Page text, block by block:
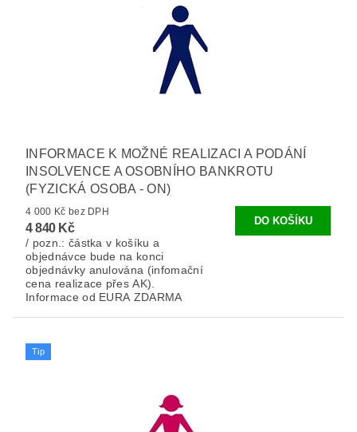
INFORMACE K MOŽNÉ REALIZACI A PODÁNÍ
INSOLVENCE A OSOBNÍHO BANKROTU
(FYZICKÁ OSOBA - ON)
4 000 Kč bez DPH
4 840 Kč
/ pozn.: částka v košíku a
objednávce bude na konci
objednávky anulována (infomační
cena realizace přes AK).
Informace od EURA ZDARMA
Tip